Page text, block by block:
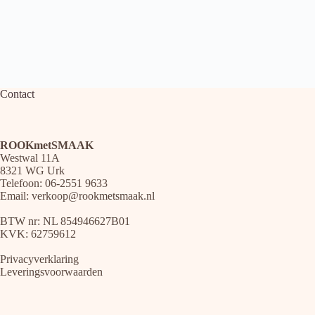
Contact
ROOKmetSMAAK
Westwal 11A
8321 WG Urk
Telefoon: 06-2551 9633
Email: verkoop@rookmetsmaak.nl
BTW nr: NL 854946627B01
KVK: 62759612
Privacyverklaring
Leveringsvoorwaarden